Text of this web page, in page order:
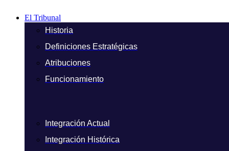
El Tribunal
Historia
Definiciones Estratégicas
Atribuciones
Funcionamiento
Integración Actual
Integración Histórica